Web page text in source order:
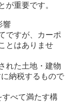
が重要です。
響
ですが、カーポ
とはありませ
れた土地・建物
納税するもので
べて満たす構